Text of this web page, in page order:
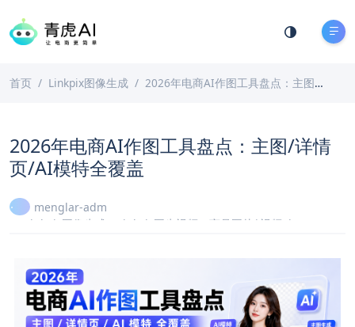
首页 Linkpix图像生成 2026年电商AI作图工具盘点：主图/详情页/AI模特全覆盖
2026年电商AI作图工具盘点：主图/详情
页/AI模特全覆盖
menglar-adm
Linkpix图像生成
LinkPix图生视频
商品图片|视频ai